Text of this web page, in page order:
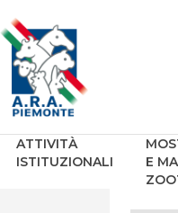
ATTIVITÀ
ISTITUZIONALI
E